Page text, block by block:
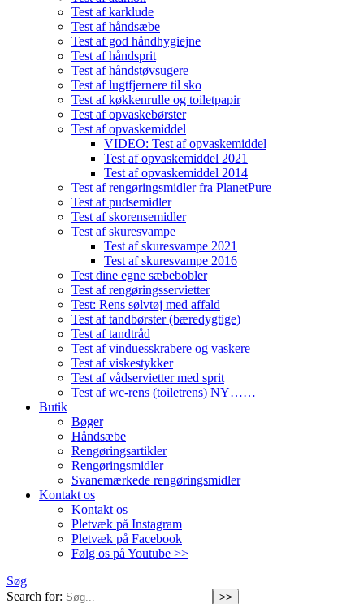
Test af karklude
Test af håndsæbe
Test af god håndhygiejne
Test af håndsprit
Test af håndstøvsugere
Test af lugtfjernere til sko
Test af køkkenrulle og toiletpapir
Test af opvaskebørster
Test af opvaskemiddel
VIDEO: Test af opvaskemiddel
Test af opvaskemiddel 2021
Test af opvaskemiddel 2014
Test af rengøringsmidler fra PlanetPure
Test af pudsemidler
Test af skorensemidler
Test af skuresvampe
Test af skuresvampe 2021
Test af skuresvampe 2016
Test dine egne sæbebobler
Test af rengøringsservietter
Test: Rens sølvtøj med affald
Test af tandbørster (bæredygtige)
Test af tandtråd
Test af vinduesskrabere og vaskere
Test af viskestykker
Test af vådservietter med sprit
Test af wc-rens (toiletrens) NY……
Butik
Bøger
Håndsæbe
Rengøringsartikler
Rengøringsmidler
Svanemærkede rengøringsmidler
Kontakt os
Kontakt os
Pletvæk på Instagram
Pletvæk på Facebook
Følg os på Youtube >>
Søg
Search for: